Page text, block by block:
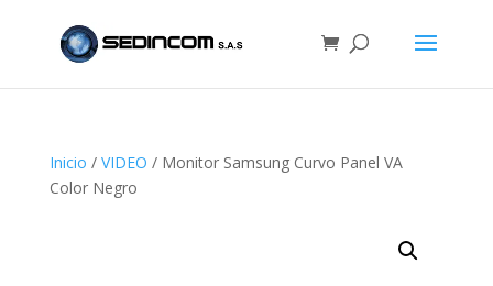
Inicio / VIDEO / Monitor Samsung Curvo Panel VA
Color Negro